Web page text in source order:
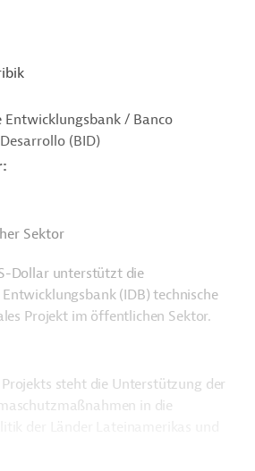
Entwicklungsbank / Banco
(BID)
Sektor
Dollar unterstützt die
(IDB) technische
Projekt im öffentlichen Sektor.
steht die Unterstützung der
in die